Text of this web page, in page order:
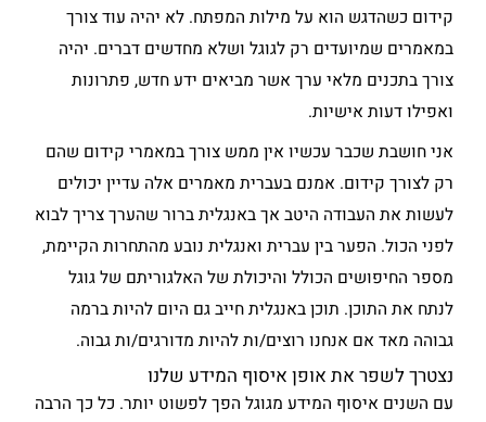
קידום כשהדגש הוא על מילות המפתח. לא יהיה עוד צורך
במאמרים שמיועדים רק לגוגל ושלא מחדשים דברים. יהיה
צורך בתכנים מלאי ערך אשר מביאים ידע חדש, פתרונות
ואפילו דעות אישיות.
אני חושבת שכבר עכשיו אין ממש צורך במאמרי קידום שהם
רק לצורך קידום. אמנם בעברית מאמרים אלה עדיין יכולים
לעשות את העבודה היטב אך באנגלית ברור שהערך צריך לבוא
לפני הכול. הפער בין עברית ואנגלית נובע מהתחרות הקיימת,
מספר החיפושים הכולל והיכולת של האלגוריתם של גוגל
לנתח את התוכן. תוכן באנגלית חייב גם היום להיות ברמה
גבוהה מאד אם אנחנו רוצים/ות להיות מדורגים/ות גבוה.
נצטרך לשפר את אופן איסוף המידע שלנו
עם השנים איסוף המידע מגוגל הפך לפשוט יותר. כל כך הרבה